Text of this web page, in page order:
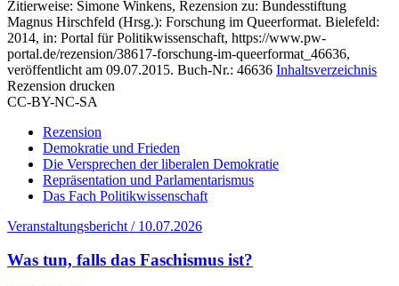
Zitierweise: Simone Winkens, Rezension zu: Bundesstiftung
Magnus Hirschfeld (Hrsg.): Forschung im Queerformat. Bielefeld:
2014, in: Portal für Politikwissenschaft, https://www.pw-
portal.de/rezension/38617-forschung-im-queerformat_46636,
veröffentlicht am 09.07.2015. Buch-Nr.: 46636 Inhaltsverzeichnis
Rezension drucken
CC-BY-NC-SA
Rezension
Demokratie und Frieden
Die Versprechen der liberalen Demokratie
Repräsentation und Parlamentarismus
Das Fach Politikwissenschaft
Veranstaltungsbericht / 10.07.2026
Was tun, falls das Faschismus ist?